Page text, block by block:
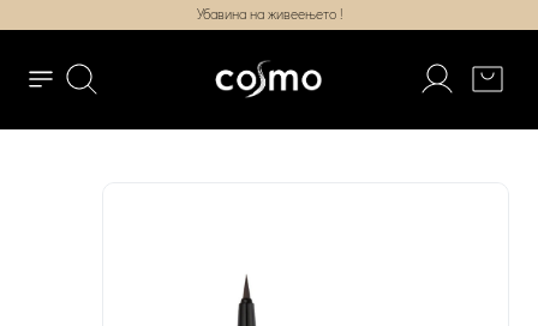
Убавина на живеењето !